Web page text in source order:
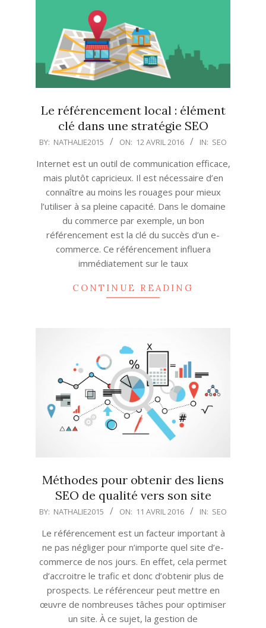
Le référencement local : élément
clé dans une stratégie SEO
2016-
12
BY: NATHALIE2015 ON: 12 AVRIL 2016 IN: SEO
Internet est un outil de communication efficace,
mais plutôt capricieux. Il est nécessaire d’en
connaître au moins les rouages pour mieux
l’utiliser à sa pleine capacité. Dans le domaine
du commerce par exemple, un bon
référencement est la clé du succès d’un e-
commerce. Ce référencement influera
immédiatement sur le taux
CONTINUE READING
Méthodes pour obtenir des liens
SEO de qualité vers son site
2016-
11
BY: NATHALIE2015 ON: 11 AVRIL 2016 IN: SEO
Le référencement est un facteur important à
ne pas négliger pour n’importe quel site d’e-
commerce de nos jours. En effet, cela permet
d’accroitre le trafic et donc d’obtenir plus de
prospects. Le référenceur peut mettre en
œuvre de nombreuses tâches pour optimiser
un site. À ce sujet, la gestion de